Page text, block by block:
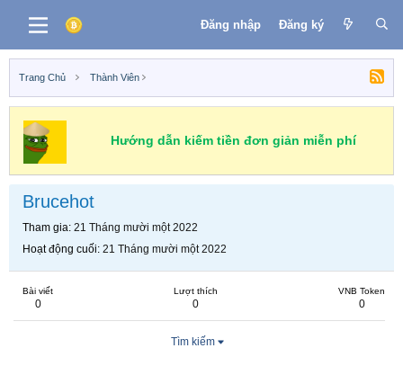
Đăng nhập Đăng ký
Trang Chủ Thành Viên
Hướng dẫn kiếm tiền đơn giản miễn phí
Brucehot
Tham gia 21 Tháng mười một 2022
Hoạt động cuối 21 Tháng mười một 2022
Bài viết
0
Lượt thích
0
VNB Token
0
Tìm kiếm